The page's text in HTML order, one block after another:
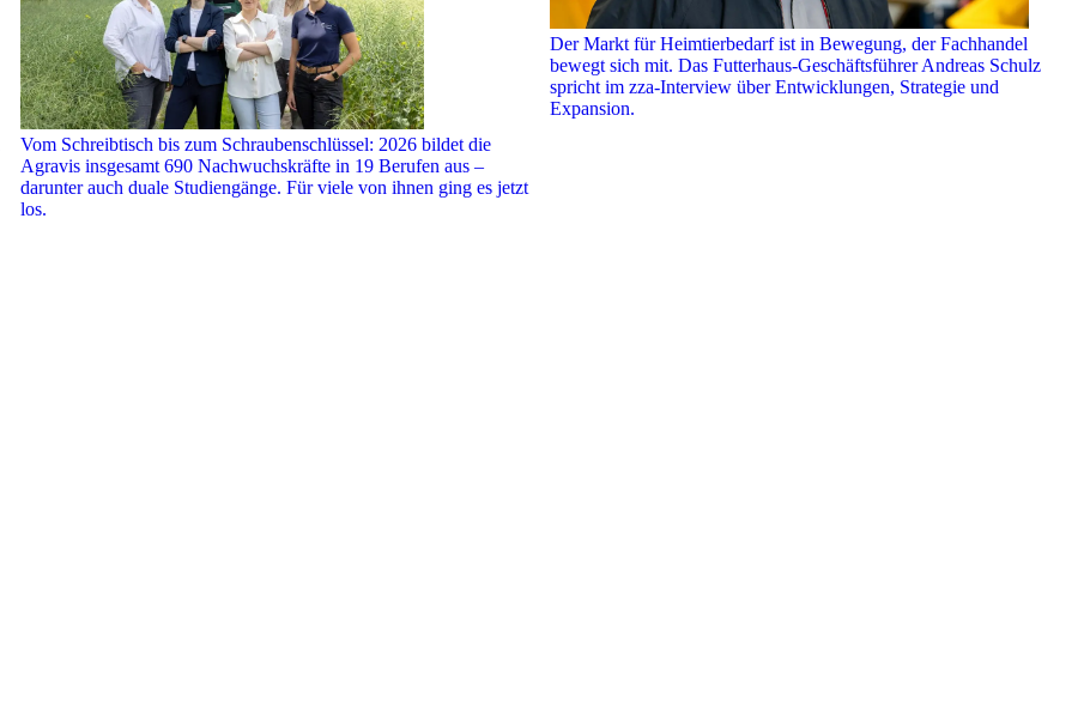
Vom Schreibtisch bis zum Schraubenschlüssel: 2026 bildet die
Agravis insgesamt 690 Nachwuchskräfte in 19 Berufen aus –
darunter auch duale Studiengänge. Für viele von ihnen ging es jetzt
los.
Der Markt für Heimtierbedarf ist in Bewegung, der Fachhandel
bewegt sich mit. Das Futterhaus-Geschäftsführer Andreas Schulz
spricht im zza-Interview über Entwicklungen, Strategie und
Expansion.